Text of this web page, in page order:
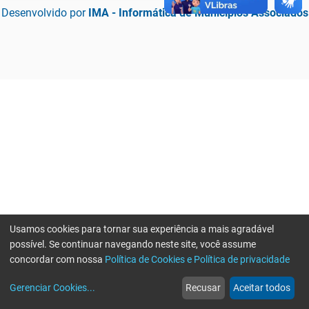
Desenvolvido por IMA - Informática de Municípios Associados
web
Notícias
more_horiz
Mais
Usamos cookies para tornar sua experiência a mais agradável
possível. Se continuar navegando neste site, você assume
concordar com nossa Política de Cookies e Política de privacidade
Gerenciar Cookies... Recusar Aceitar todos
Erro ao enviar informações, por favor tente novamente